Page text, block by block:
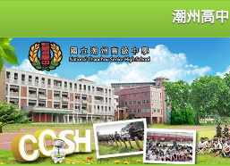
潮州高中